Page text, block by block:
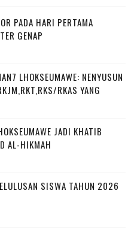
PADA HARI PERTAMA
GENAP
LHOKSEUMAWE: NENYUSUN
RKAS YANG
JADI KHATIB
AL-HIKMAH
SISWA TAHUN 2026